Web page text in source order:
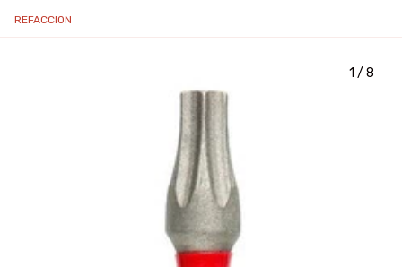
REFACCION
1 / 8